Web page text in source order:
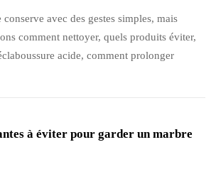
avec des gestes simples, mais
comment nettoyer, quels produits éviter,
acide, comment prolonger
à éviter pour garder un marbre